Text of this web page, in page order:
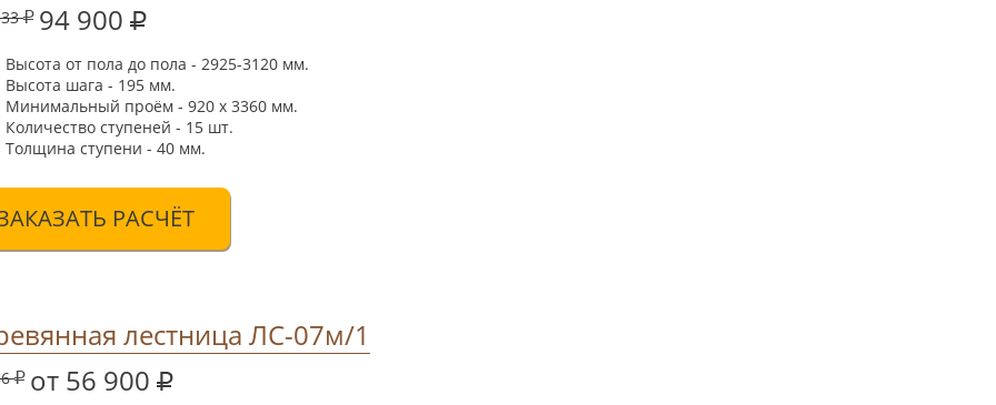
94 900
Высота от пола до пола - 2925-3120 мм.
Высота шага - 195 мм.
Минимальный проём - 920 х 3360 мм.
Количество ступеней - 15 шт.
Толщина ступени - 40 мм.
РАСЧЁТ
лестница ЛС-07м/1
от 56 900